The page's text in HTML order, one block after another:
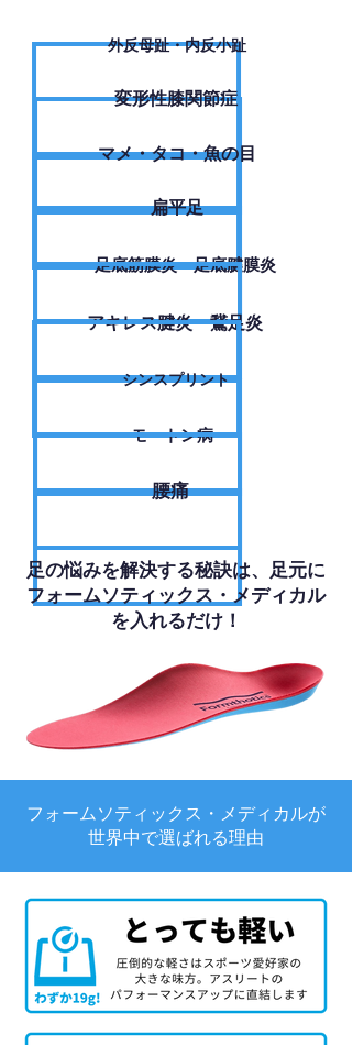
外反母趾・内反小趾
変形性膝関節症
​マメ・タコ・魚の目
扁平足
足底筋膜炎・足底腱膜炎
アキレス腱炎・鵞足炎
シンスプリント
モートン病
腰痛
足の悩みを解決する秘訣は、足元に
フォームソティックス・メディカル
を入れるだけ！
フォームソティックス・メディカルが
世界中で選ばれる理由